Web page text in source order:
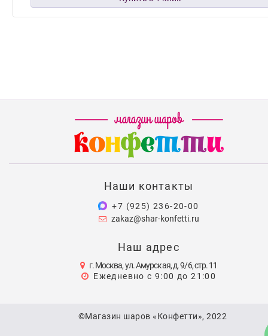
Наши контакты
+7 (925) 236-20-00
zakaz@shar-konfetti.ru
Наш адрес
г. Москва, ул. Амурская, д. 9/6, стр. 11
Ежедневно с 9:00 до 21:00
©Магазин шаров «Конфетти», 2022